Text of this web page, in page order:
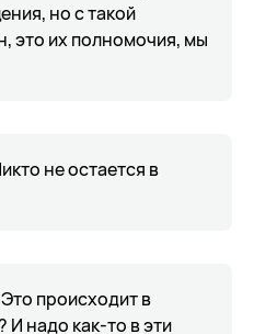
но с такой
это их полномочия, мы
не остается в
Это происходит в
надо как-то в эти